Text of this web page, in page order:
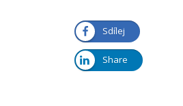
Sdílej
Share